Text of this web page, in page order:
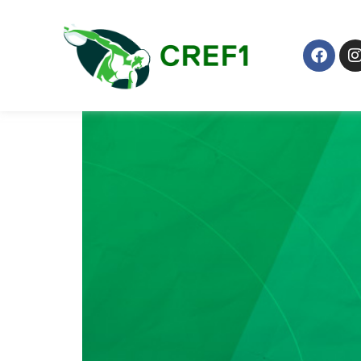
Categoria:
Prevenção e